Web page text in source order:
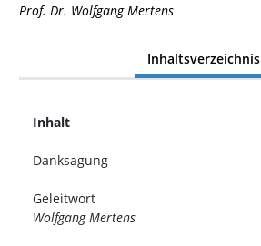
Prof. Dr. Wolfgang Mertens
Inhaltsverzeichnis
Inhalt
Danksagung
Geleitwort
Wolfgang Mertens